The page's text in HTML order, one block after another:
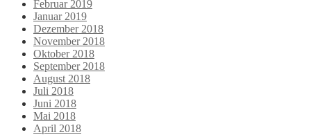
Februar 2019
Januar 2019
Dezember 2018
November 2018
Oktober 2018
September 2018
August 2018
Juli 2018
Juni 2018
Mai 2018
April 2018